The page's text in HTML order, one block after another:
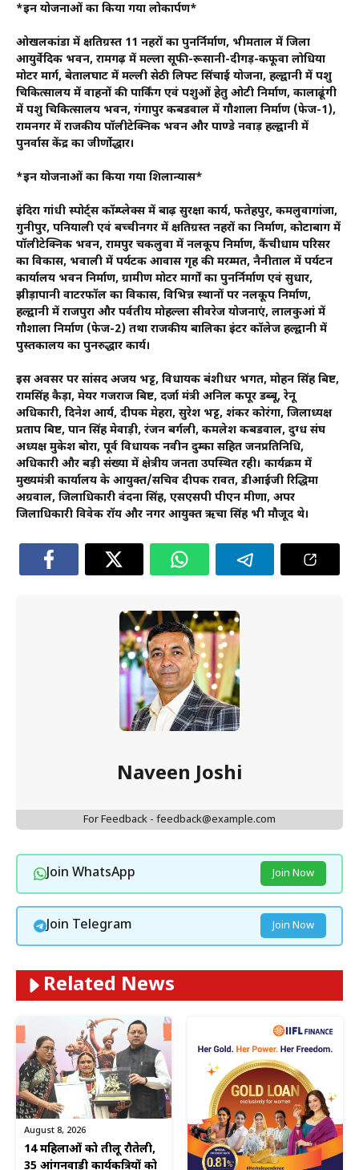
*इन योजनाओं का किया गया लोकार्पण*
ओखलकांडा में क्षतिग्रस्त 11 नहरों का पुनर्निर्माण, भीमताल में जिला
आयुर्वेदिक भवन, रामगढ़ में मल्ला सूफी-रूसानी-दीगड़-कफूवा लोधिया
मोटर मार्ग, बेतालघाट में मल्ली सेठी लिफ्ट सिंचाई योजना, हल्द्वानी में पशु
चिकित्सालय में वाहनों की पार्किंग एवं पशुओं हेतु ओटी निर्माण, कालाढूंगी
में पशु चिकित्सालय भवन, गंगापुर कबडवाल में गौशाला निर्माण (फेज-1),
रामनगर में राजकीय पॉलीटेक्निक भवन और पाण्डे नवाड़ हल्द्वानी में
पुनर्वास केंद्र का जीर्णोद्धार।
*इन योजनाओं का किया गया शिलान्यास*
इंदिरा गांधी स्पोर्ट्स कॉम्प्लेक्स में बाढ़ सुरक्षा कार्य, फतेहपुर, कमलुवागांजा,
गुनीपुर, पनियाली एवं बच्चीनगर में क्षतिग्रस्त नहरों का निर्माण, कोटाबाग में
पॉलीटेक्निक भवन, रामपुर चकलुवा में नलकूप निर्माण, कैंचीधाम परिसर
का विकास, भवाली में पर्यटक आवास गृह की मरम्मत, नैनीताल में पर्यटन
कार्यालय भवन निर्माण, ग्रामीण मोटर मार्गों का पुनर्निर्माण एवं सुधार,
झीड़ापानी वाटरफॉल का विकास, विभिन्न स्थानों पर नलकूप निर्माण,
हल्द्वानी में राजपुरा और पर्वतीय मोहल्ला सीवरेज योजनाएं, लालकुआं में
गौशाला निर्माण (फेज-2) तथा राजकीय बालिका इंटर कॉलेज हल्द्वानी में
पुस्तकालय का पुनरुद्धार कार्य।
इस अवसर पर सांसद अजय भट्ट, विधायक बंशीधर भगत, मोहन सिंह बिष्ट,
रामसिंह कैड़ा, मेयर गजराज बिष्ट, दर्जा मंत्री अनिल कपूर डब्बू, रेनू
अधिकारी, दिनेश आर्य, दीपक मेहरा, सुरेश भट्ट, शंकर कोरंगा, जिलाध्यक्ष
प्रताप बिष्ट, पान सिंह मेवाड़ी, रंजन बर्गली, कमलेश कबडवाल, दुग्ध संघ
अध्यक्ष मुकेश बोरा, पूर्व विधायक नवीन दुम्का सहित जनप्रतिनिधि,
अधिकारी और बड़ी संख्या में क्षेत्रीय जनता उपस्थित रही। कार्यक्रम में
मुख्यमंत्री कार्यालय के आयुक्त/सचिव दीपक रावत, डीआईजी रिद्धिमा
अग्रवाल, जिलाधिकारी वंदना सिंह, एसएसपी पीएन मीणा, अपर
जिलाधिकारी विवेक रॉय और नगर आयुक्त ऋचा सिंह भी मौजूद थे।
Naveen Joshi
For Feedback - feedback@example.com
Join WhatsApp Join Now
Join Telegram Join Now
Related News
August 8, 2026
14 महिलाओं को तीलू रौतेली,
35 आंगनवाड़ी कार्यकत्रियों को